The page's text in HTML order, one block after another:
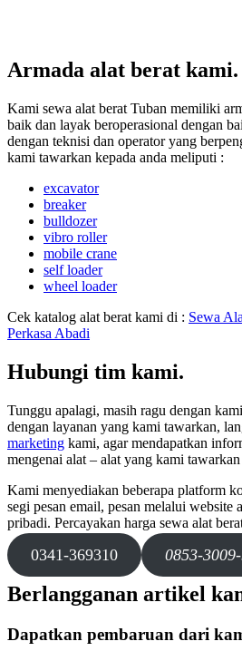
Armada alat berat kami.
Kami sewa alat berat Tuban memiliki
baik dan layak beroperasional dengan
dengan teknisi dan operator yang
kami tawarkan kepada anda meliputi :
excavator
breaker
bulldozer
vibro roller
mobile crane
self loader
wheel loader
Cek katalog alat berat kami di : Sewa
Perkasa Abadi
Hubungi tim kami.
Tunggu apalagi, masih ragu dengan
dengan layanan yang kami tawarkan,
marketing kami, agar mendapatkan
mengenai alat – alat yang kami tawarkan
Kami menyediakan beberapa platform
segi pesan email, pesan melalui website
pribadi. Percayakan harga sewa alat
0341-369310 0853-
Berlangganan artikel
Dapatkan pembaruan dari